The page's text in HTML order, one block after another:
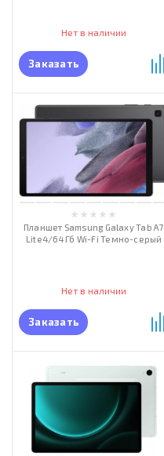
Нет в наличии
Заказать
Планшет Samsung Galaxy Tab A7
Lite 4/64 Гб Wi-Fi Темно-серый
Нет в наличии
Заказать